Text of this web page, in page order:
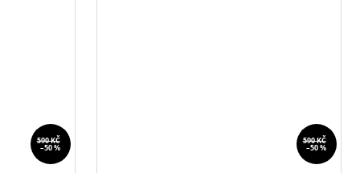
590 KČ
–50 %
590 KČ
–50 %